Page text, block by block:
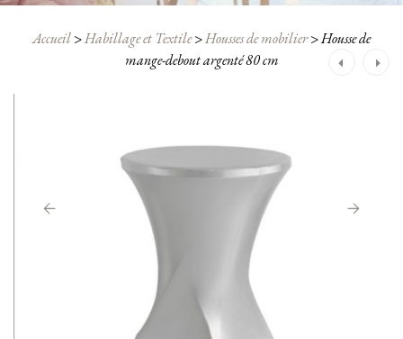
Accueil>Habillage et Textile>Housses de mobilier>Housse de
mange-debout argenté 80 cm
Navigation